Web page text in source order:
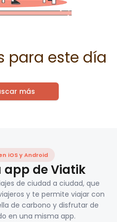
para este día
más
iOS y Android
app de Viatik
de ciudad a ciudad, que
y te permite viajar con
de carbono y disfrutar de
en una misma app.